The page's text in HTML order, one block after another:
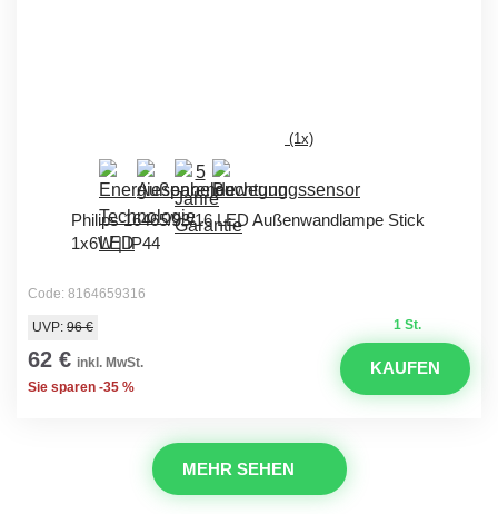
(1x)
Philips 16465/93/16 LED Außenwandlampe Stick
1x6W | IP44
Code: 8164659316
1 St.
UVP: 96 €
62 € inkl. MwSt.
Sie sparen -35 %
KAUFEN
MEHR SEHEN